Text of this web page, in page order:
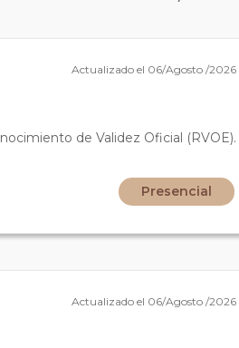
Actualizado el 06/Agosto /2026
de Validez Oficial (RVOE).
Presencial
Actualizado el 06/Agosto /2026